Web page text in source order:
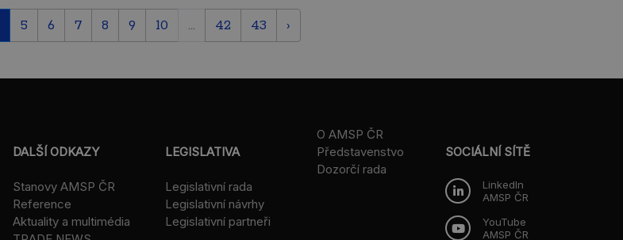
5 6 7 8 9 10 ... 42 43 ›
DALŠÍ ODKAZY
Stanovy AMSP ČR
Reference
Aktuality a multimédia
LEGISLATIVA
Legislativní rada
Legislativní návrhy
Legislativní partneři
O AMSP ČR
Představenstvo
Dozorčí rada
SOCIÁLNÍ SÍTĚ
LinkedIn
AMSP ČR
YouTube
AMSP ČR